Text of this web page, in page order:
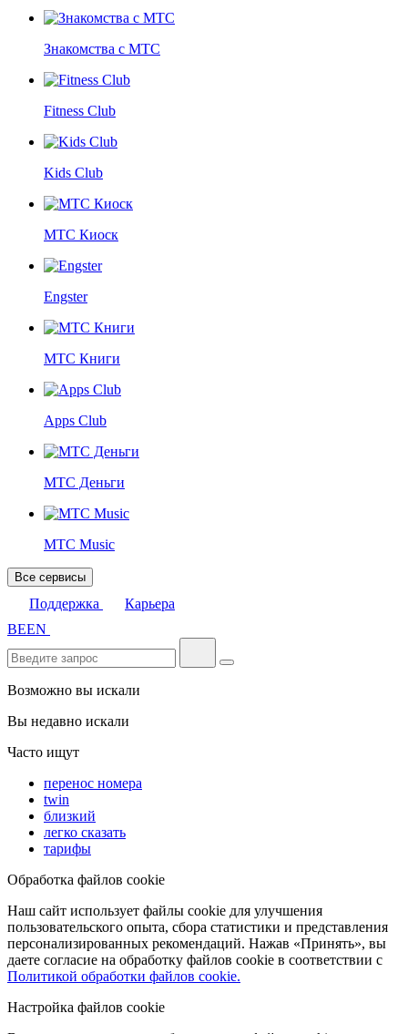
Знакомства с МТС
Fitness Club
Kids Club
МТС Киоск
Engster
МТС Книги
Apps Club
МТС Деньги
МТС Music
Все сервисы
Поддержка
Карьера
BEEN
Возможно вы искали
Вы недавно искали
Часто ищут
перенос номера
twin
близкий
легко сказать
тарифы
Обработка файлов cookie
Наш сайт использует файлы cookie для улучшения
пользовательского опыта, сбора статистики и представления
персонализированных рекомендаций. Нажав «Принять», вы
даете согласие на обработку файлов cookie в соответствии с
Политикой обработки файлов cookie.
Настройка файлов cookie